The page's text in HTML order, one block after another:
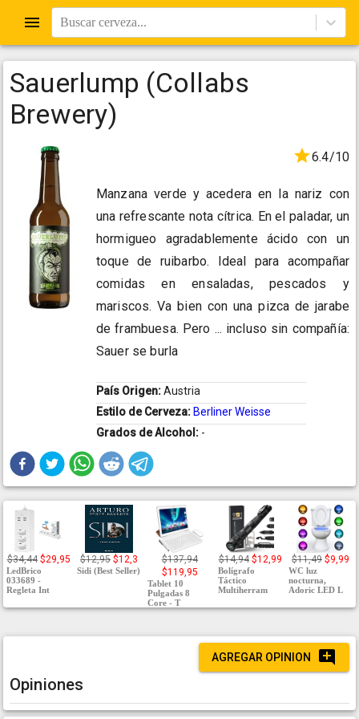
Buscar cerveza...
Sauerlump (Collabs
Brewery)
6.4/10
Manzana verde y acedera en la nariz con
una refrescante nota cítrica. En el paladar, un
hormigueo agradablemente ácido con un
toque de ruibarbo. Ideal para acompañar
comidas en ensaladas, pescados y
mariscos. Va bien con una pizca de jarabe
de frambuesa. Pero ... incluso sin compañía:
Sauer se burla
País Origen:Austria
Estilo de Cerveza: Berliner Weisse
Grados de Alcohol: -
$34,44 $29,95
LedBrico
033689 -
Regleta Int
$12,95 $12,3
Sidi (Best Seller)
$137,94
$119,95
Tablet 10
Pulgadas 8
Core - T
$14,94 $12,99
Bolígrafo
Táctico
Multiherram
$11,49 $9,99
WC luz
nocturna,
Adoric LED L
AGREGAR OPINION
Opiniones